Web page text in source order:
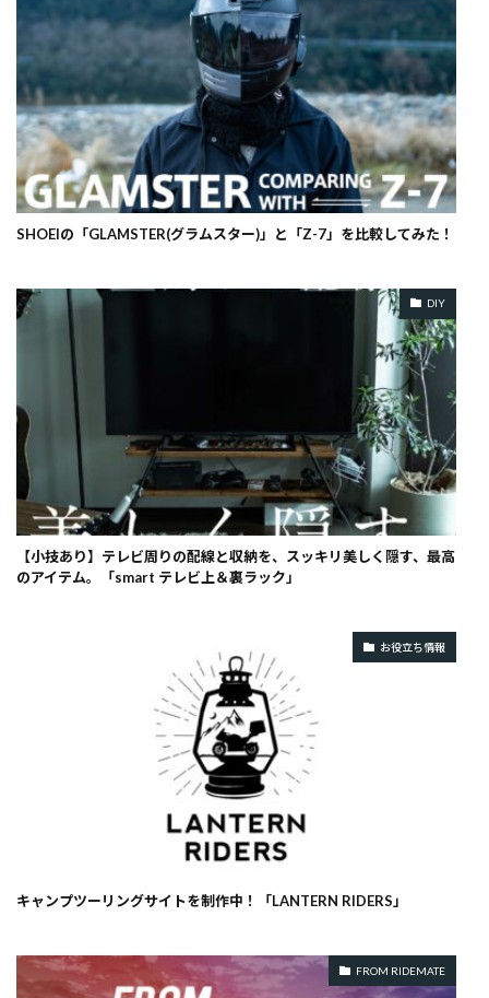
SHOEIの「GLAMSTER(グラムスター)」と「Z-7」を比較してみた！
DIY
【小技あり】テレビ周りの配線と収納を、スッキリ美しく隠す、最高
のアイテム。「smart テレビ上＆裏ラック」
お役立ち情報
キャンプツーリングサイトを制作中！「LANTERN RIDERS」
FROM RIDEMATE